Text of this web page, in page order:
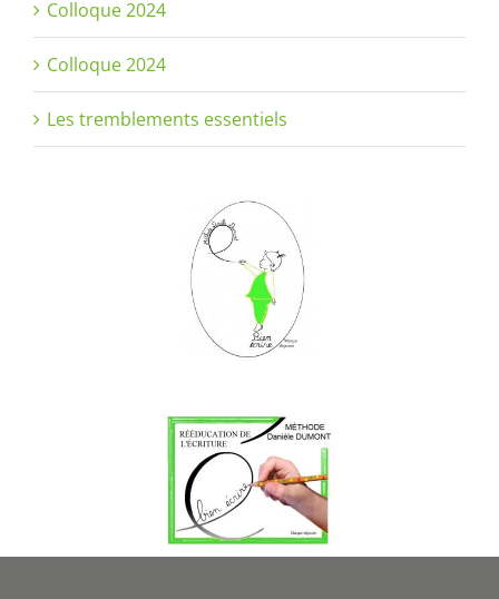
Colloque 2024
Colloque 2024
Les tremblements essentiels